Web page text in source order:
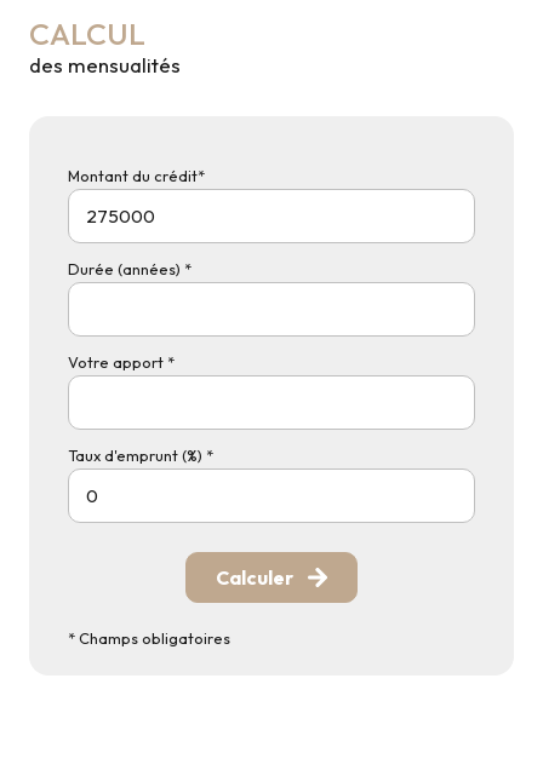
CALCUL
des mensualités
Montant du crédit*
Durée (années) *
Votre apport *
Taux d'emprunt (%) *
Calculer
* Champs obligatoires